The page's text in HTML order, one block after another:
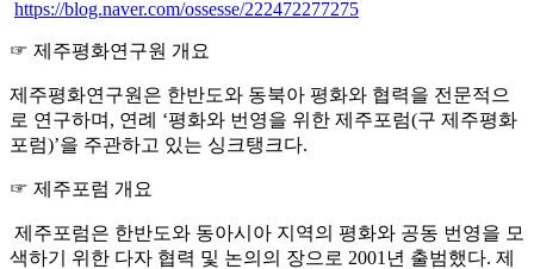
https://blog.naver.com/ossesse/222472277275
☞ 제주평화연구원 개요
제주평화연구원은 한반도와 동북아 평화와 협력을 전문적으
로 연구하며 , 연례 ‘평화와 번영을 위한 제주포럼(구 제주평화
포럼)’을 주관하고 있는 싱크탱크다.
☞ 제주포럼 개요
제주포럼은 한반도와 동아시아 지역의 평화와 공동 번영을 모
색하기 위한 다자 협력 및 논의의 장으로 2001 년 출범했다. 제